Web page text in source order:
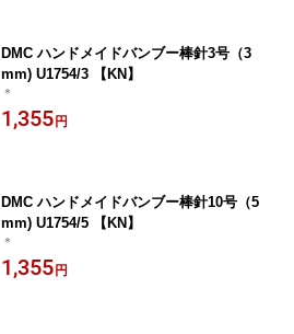
DMC ハンドメイドバンブー棒針3号（3
mm) U1754/3 【KN】
＊
1,355 円
DMC ハンドメイドバンブー棒針10号（5
mm) U1754/5 【KN】
＊
1,355 円